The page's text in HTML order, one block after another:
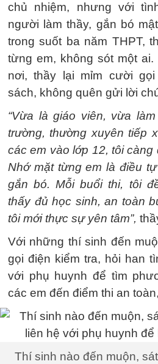
chủ nhiệm, nhưng với
người làm thầy, gắn bó
trong suốt ba năm THPT,
từng em, không sót một
nơi, thầy lại mỉm cười
sách, không quên gửi lời
“Vừa là giáo viên, vừa
trường, thường xuyên tiếp
các em vào lớp 12, tôi càng
Nhớ mặt từng em là điều
gắn bó. Mỗi buổi thi, tôi
thấy đủ học sinh, an toàn
tôi mới thực sự yên tâm”,
Với những thí sinh đến
gọi điện kiểm tra, hỏi han
với phụ huynh để tìm
các em đến điểm thi an
Thí sinh nào đến muộn,